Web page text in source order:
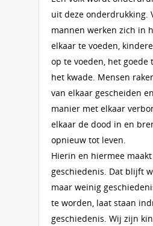
uit deze onderdrukking.
mannen werken zich in
elkaar te voeden,
op te voeden, het goede
het kwade. Mensen
van elkaar gescheiden
manier met elkaar
elkaar de dood in en
opnieuw tot leven.
Hierin en hiermee maakt
geschiedenis. Dat blijft
maar weinig
te worden, laat staan
geschiedenis. Wij zijn